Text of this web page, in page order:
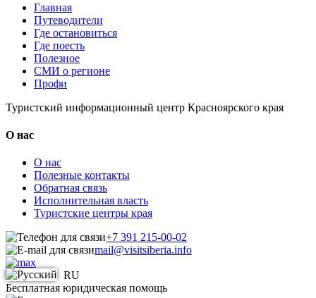
Главная
Путеводители
Где остановиться
Где поесть
Полезное
СМИ о регионе
Профи
Туристский информационный центр Красноярского края
О нас
О нас
Полезные контакты
Обратная связь
Исполнительная власть
Туристские центры края
+7 391 215-00-02
mail@visitsiberia.info
RU
Бесплатная юридическая помощь